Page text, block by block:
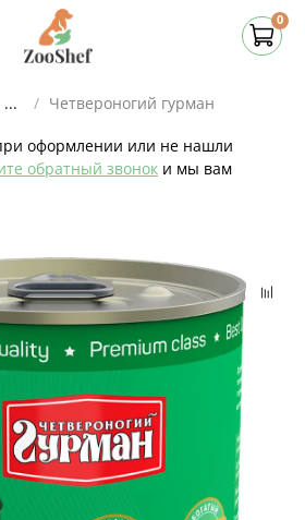
0
... Четвероногий гурман
оформлении или не нашли
обратный звонок и мы вам